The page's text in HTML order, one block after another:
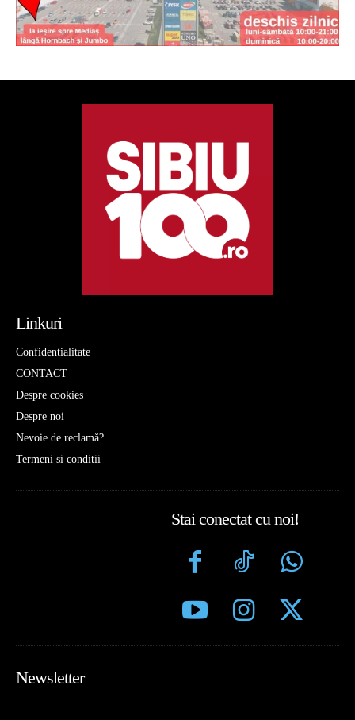
Linkuri
Confidentialitate
CONTACT
Despre cookies
Despre noi
Nevoie de reclamă?
Termeni si conditii
Stai conectat cu noi!
Newsletter